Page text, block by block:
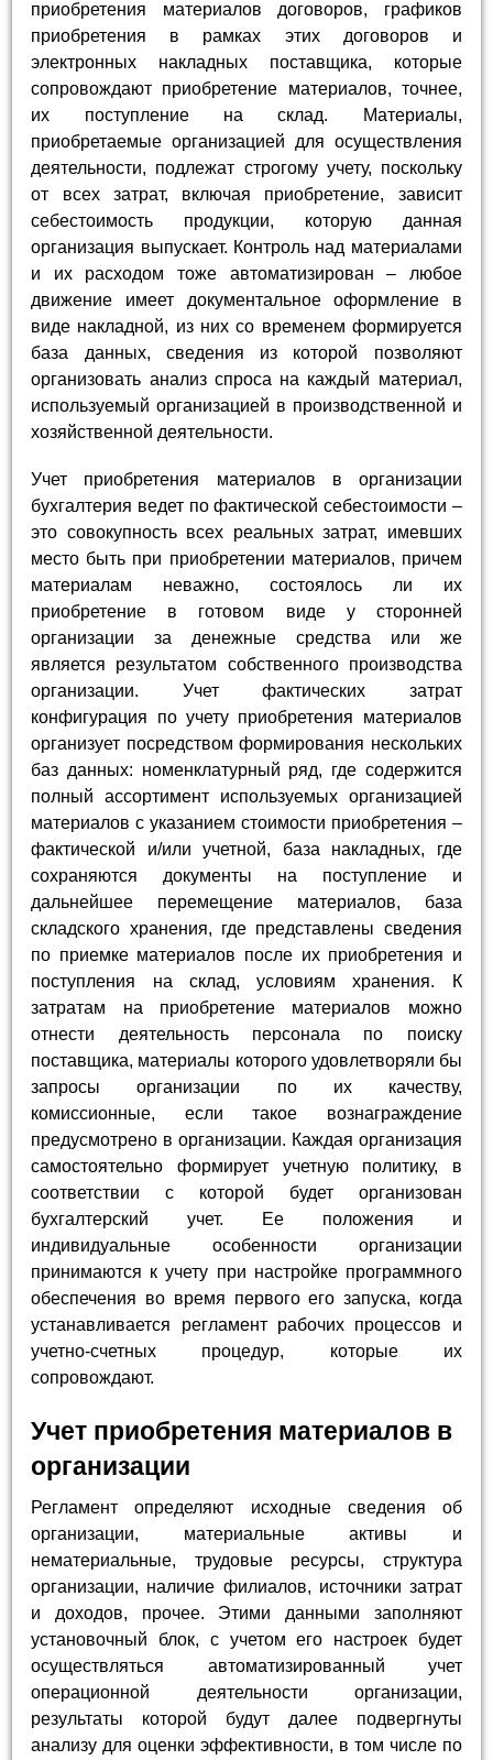
приобретения материалов договоров, графиков
приобретения в рамках этих договоров и
электронных накладных поставщика, которые
сопровождают приобретение материалов, точнее,
их поступление на склад. Материалы,
приобретаемые организацией для осуществления
деятельности, подлежат строгому учету, поскольку
от всех затрат, включая приобретение, зависит
себестоимость продукции, которую данная
организация выпускает. Контроль над материалами
и их расходом тоже автоматизирован – любое
движение имеет документальное оформление в
виде накладной, из них со временем формируется
база данных, сведения из которой позволяют
организовать анализ спроса на каждый материал,
используемый организацией в производственной и
хозяйственной деятельности.
Учет приобретения материалов в организации
бухгалтерия ведет по фактической себестоимости –
это совокупность всех реальных затрат, имевших
место быть при приобретении материалов, причем
материалам неважно, состоялось ли их
приобретение в готовом виде у сторонней
организации за денежные средства или же
является результатом собственного производства
организации. Учет фактических затрат
конфигурация по учету приобретения материалов
организует посредством формирования нескольких
баз данных: номенклатурный ряд, где содержится
полный ассортимент используемых организацией
материалов с указанием стоимости приобретения –
фактической и/или учетной, база накладных, где
сохраняются документы на поступление и
дальнейшее перемещение материалов, база
складского хранения, где представлены сведения
по приемке материалов после их приобретения и
поступления на склад, условиям хранения. К
затратам на приобретение материалов можно
отнести деятельность персонала по поиску
поставщика, материалы которого удовлетворяли бы
запросы организации по их качеству,
комиссионные, если такое вознаграждение
предусмотрено в организации. Каждая организация
самостоятельно формирует учетную политику, в
соответствии с которой будет организован
бухгалтерский учет. Ее положения и
индивидуальные особенности организации
принимаются к учету при настройке программного
обеспечения во время первого его запуска, когда
устанавливается регламент рабочих процессов и
учетно-счетных процедур, которые их
сопровождают.
Учет приобретения материалов в
организации
Регламент определяют исходные сведения об
организации, материальные активы и
нематериальные, трудовые ресурсы, структура
организации, наличие филиалов, источники затрат
и доходов, прочее. Этими данными заполняют
установочный блок, с учетом его настроек будет
осуществляться автоматизированный учет
операционной деятельности организации,
результаты которой будут далее подвергнуты
анализу для оценки эффективности, в том числе по